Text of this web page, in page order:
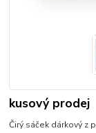
kusový prodej
Čirý sáček dárkový